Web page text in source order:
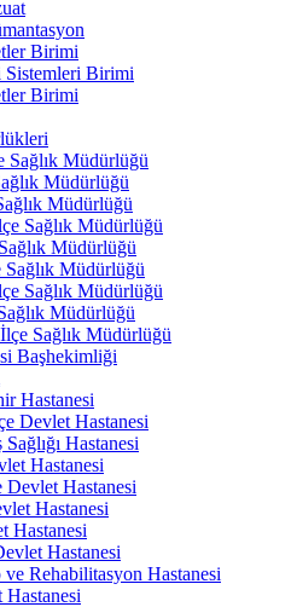
Birimi
Sistemleri Birimi
Birimi
Sağlık Müdürlüğü
Müdürlüğü
Müdürlüğü
Sağlık Müdürlüğü
Müdürlüğü
Sağlık Müdürlüğü
Sağlık Müdürlüğü
Müdürlüğü
Sağlık Müdürlüğü
Başhekimliği
Hastanesi
Devlet Hastanesi
Hastanesi
Hastanesi
Devlet Hastanesi
Hastanesi
Hastanesi
Hastanesi
ve Rehabilitasyon Hastanesi